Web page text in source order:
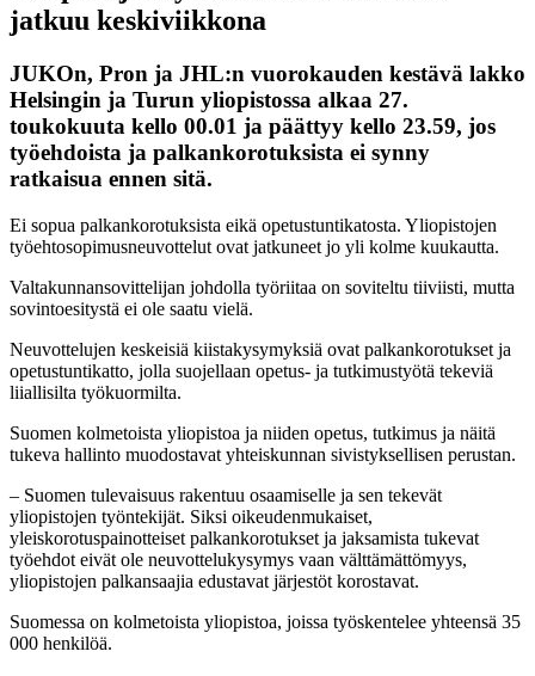
jatkuu keskiviikkona
JUKOn, Pron ja JHL:n vuorokauden kestävä lakko
Helsingin ja Turun yliopistossa alkaa 27.
toukokuuta kello 00.01 ja päättyy kello 23.59, jos
työehdoista ja palkankorotuksista ei synny
ratkaisua ennen sitä.
Ei sopua palkankorotuksista eikä opetustuntikatosta. Yliopistojen
työehtosopimusneuvottelut ovat jatkuneet jo yli kolme kuukautta.
Valtakunnansovittelijan johdolla työriitaa on soviteltu tiiviisti, mutta
sovintoesitystä ei ole saatu vielä.
Neuvottelujen keskeisiä kiistakysymyksiä ovat palkankorotukset ja
opetustuntikatto, jolla suojellaan opetus-​ ja tutkimustyötä tekeviä
liiallisilta työkuormilta.
Suomen kolmetoista yliopistoa ja niiden opetus, tutkimus ja näitä
tukeva hallinto muodostavat yhteiskunnan sivistyksellisen perustan.
– Suomen tulevaisuus rakentuu osaamiselle ja sen tekevät
yliopistojen työntekijät. Siksi oikeudenmukaiset,
yleiskorotuspainotteiset palkankorotukset ja jaksamista tukevat
työehdot eivät ole neuvottelukysymys vaan välttämättömyys,
yliopistojen palkansaajia edustavat järjestöt korostavat.
Suomessa on kolmetoista yliopistoa, joissa työskentelee yhteensä 35
000 henkilöä.